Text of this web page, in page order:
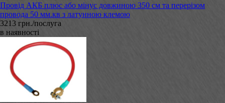
Провід АКБ плюс або мінус довжиною 350 см та перерізом
провода 50 мм.кв з латунною клемою
3213 грн./послуга
в наявності